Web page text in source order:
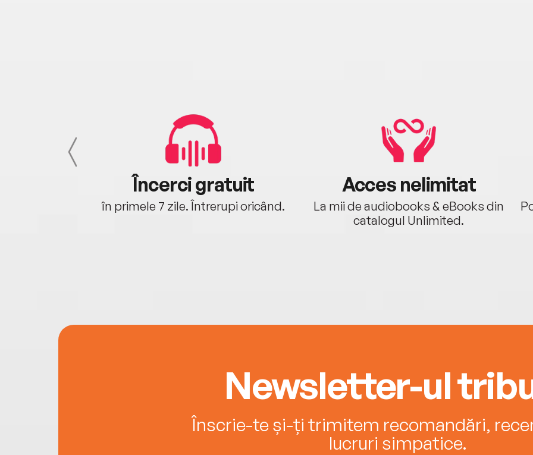
Încerci gratuit
în primele 7 zile. Întrerupi oricând.
Acces nelimitat
La mii de audiobooks & eBooks din
catalogul Unlimited.
Newsletter-ul
Înscrie-te și-ți trimitem recomandări,
lucruri simpatice.